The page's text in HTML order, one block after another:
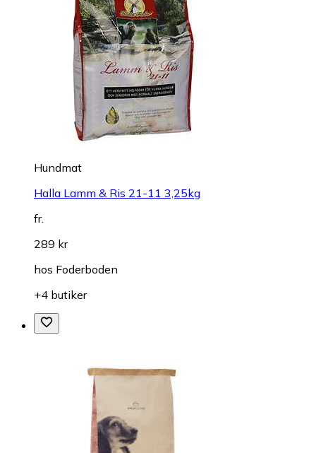
Hundmat
Halla Lamm & Ris 21-11 3,25kg
fr.
289 kr
hos Foderboden
+4 butiker